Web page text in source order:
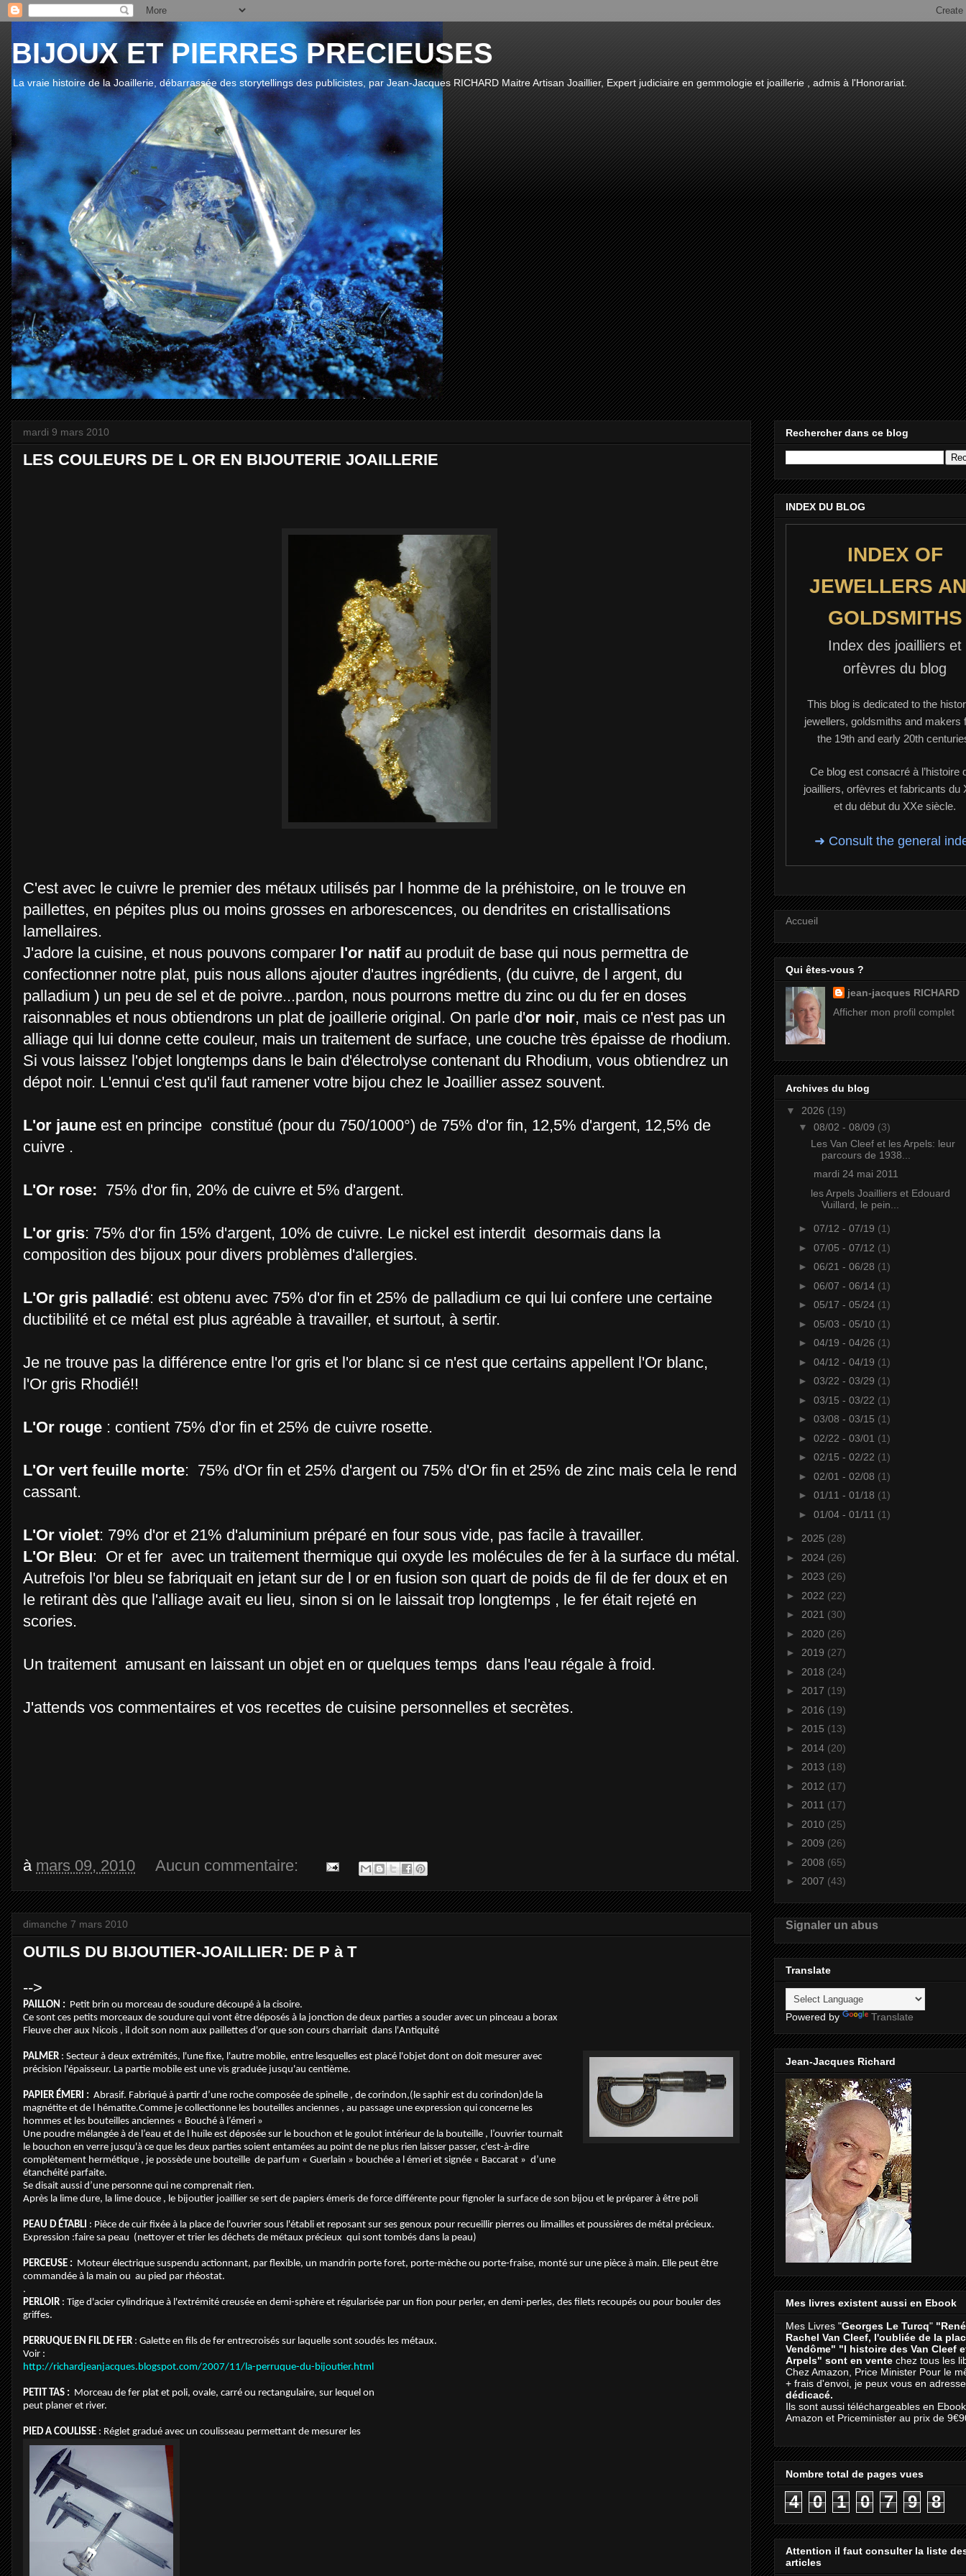
BIJOUX ET PIERRES PRECIEUSES
La vraie histoire de la Joaillerie, débarrassée des storytellings des publicistes, par Jean-Jacques RICHARD Maitre Artisan Joaillier, Expert judiciaire en gemmologie et joaillerie , admis à l'Honorariat.
mardi 9 mars 2010
LES COULEURS DE L OR EN BIJOUTERIE JOAILLERIE
C'est avec le cuivre le premier des métaux utilisés par l homme de la préhistoire, on le trouve en
paillettes, en pépites plus ou moins grosses en arborescences, ou dendrites en cristallisations
lamellaires.
J'adore la cuisine, et nous pouvons comparer l'or natifau produit de base qui nous permettra de
confectionner notre plat, puis nous allons ajouter d'autres ingrédients, (du cuivre, de l argent, du
palladium ) un peu de sel et de poivre...pardon, nous pourrons mettre du zinc ou du fer en doses
raisonnables et nous obtiendrons un plat de joaillerie original. On parle d'or noir, mais ce n'est pas un
alliage qui lui donne cette couleur, mais un traitement de surface, une couche très épaisse de rhodium.
Si vous laissez l'objet longtemps dans le bain d'électrolyse contenant du Rhodium, vous obtiendrez un
dépot noir. L'ennui c'est qu'il faut ramener votre bijou chez le Joaillier assez souvent.
L'or jaune est en principe constitué (pour du 750/1000°) de 75% d'or fin, 12,5% d'argent, 12,5% de
cuivre .
L'Or rose: 75% d'or fin, 20% de cuivre et 5% d'argent.
L'or gris: 75% d'or fin 15% d'argent, 10% de cuivre. Le nickel est interdit desormais dans la
composition des bijoux pour divers problèmes d'allergies.
L'Or gris palladié: est obtenu avec 75% d'or fin et 25% de palladium ce qui lui confere une certaine
ductibilité et ce métal est plus agréable à travailler, et surtout, à sertir.
Je ne trouve pas la différence entre l'or gris et l'or blanc si ce n'est que certains appellent l'Or blanc,
l'Or gris Rhodié!!
L'Or rouge : contient 75% d'or fin et 25% de cuivre rosette.
L'Or vert feuille morte: 75% d'Or fin et 25% d'argent ou 75% d'Or fin et 25% de zinc mais cela le rend
cassant.
L'Or violet: 79% d'or et 21% d'aluminium préparé en four sous vide, pas facile à travailler.
L'Or Bleu: Or et fer avec un traitement thermique qui oxyde les molécules de fer à la surface du métal.
Autrefois l'or bleu se fabriquait en jetant sur de l or en fusion son quart de poids de fil de fer doux et en
le retirant dès que l'alliage avait eu lieu, sinon si on le laissait trop longtemps , le fer était rejeté en
scories.
Un traitement amusant en laissant un objet en or quelques temps dans l'eau régale à froid.
J'attends vos commentaires et vos recettes de cuisine personnelles et secrètes.
à mars 09, 2010 Aucun commentaire:
dimanche 7 mars 2010
OUTILS DU BIJOUTIER-JOAILLIER: DE P à T
-->
PAILLON : Petit brin ou morceau de soudure découpé à la cisoire.
Ce sont ces petits morceaux de soudure qui vont être déposés à la jonction de deux parties a souder avec un pinceau a borax
Fleuve cher aux Nicois , il doit son nom aux paillettes d'or que son cours charriait dans l'Antiquité
PALMER : Secteur à deux extrémités, l'une fixe, l'autre mobile, entre lesquelles est placé l'objet dont on doit mesurer avec
précision l'épaisseur. La partie mobile est une vis graduée jusqu'au centième.
PAPIER ÉMERI : Abrasif. Fabriqué à partir d’une roche composée de spinelle , de corindon,(le saphir est du corindon)de la
magnétite et de l hématite.Comme je collectionne les bouteilles anciennes , au passage une expression qui concerne les
hommes et les bouteilles anciennes « Bouché à l’émeri »
Une poudre mélangée à de l’eau et de l huile est déposée sur le bouchon et le goulot intérieur de la bouteille , l’ouvrier tournait
le bouchon en verre jusqu'à ce que les deux parties soient entamées au point de ne plus rien laisser passer, c'est-à-dire
complètement hermétique , je possède une bouteille de parfum « Guerlain » bouchée a l émeri et signée « Baccarat » d’une
étanchéité parfaite.
Se disait aussi d’une personne qui ne comprenait rien.
Après la lime dure, la lime douce , le bijoutier joaillier se sert de papiers émeris de force différente pour fignoler la surface de son bijou et le préparer à être poli
PEAU D ÉTABLI : Pièce de cuir fixée à la place de l'ouvrier sous l'établi et reposant sur ses genoux pour recueillir pierres ou limailles et poussières de métal précieux.
Expression :faire sa peau (nettoyer et trier les déchets de métaux précieux qui sont tombés dans la peau)
PERCEUSE : Moteur électrique suspendu actionnant, par flexible, un mandrin porte foret, porte-mèche ou porte-fraise, monté sur une pièce à main. Elle peut être
commandée à la main ou au pied par rhéostat.
.
PERLOIR : Tige d'acier cylindrique à l'extrémité creusée en demi-sphère et régularisée par un fion pour perler, en demi-perles, des filets recoupés ou pour bouler des
griffes.
PERRUQUE EN FIL DE FER : Galette en fils de fer entrecroisés sur laquelle sont soudés les métaux.
Voir :
http://richardjeanjacques.blogspot.com/2007/11/la-perruque-du-bijoutier.html
PETIT TAS : Morceau de fer plat et poli, ovale, carré ou rectangulaire, sur lequel on
peut planer et river.
PIED A COULISSE : Réglet gradué avec un coulisseau permettant de mesurer les
Rechercher dans ce blog
INDEX DU BLOG
INDEX OF
JEWELLERS
GOLDSMITHS
Index des joailliers et
orfèvres du blog
This blog is dedicated to the
jewellers, goldsmiths and makers
the 19th and early 20th
Ce blog est consacré à l’histoire
joailliers, orfèvres et fabricants du
et du début du XXe siècle.
➜ Consult the general
Accueil
Qui êtes-vous ?
jean-jacques RICHARD
Afficher mon profil complet
Archives du blog
▼ 2026 (19)
▼ 08/02 - 08/09 (3)
Les Van Cleef et les Arpels: leur
parcours de 1938...
mardi 24 mai 2011
les Arpels Joailliers et Edouard
Vuillard, le pein...
► 07/12 - 07/19 (1)
► 07/05 - 07/12 (1)
► 06/21 - 06/28 (1)
► 06/07 - 06/14 (1)
► 05/17 - 05/24 (1)
► 05/03 - 05/10 (1)
► 04/19 - 04/26 (1)
► 04/12 - 04/19 (1)
► 03/22 - 03/29 (1)
► 03/15 - 03/22 (1)
► 03/08 - 03/15 (1)
► 02/22 - 03/01 (1)
► 02/15 - 02/22 (1)
► 02/01 - 02/08 (1)
► 01/11 - 01/18 (1)
► 01/04 - 01/11 (1)
► 2025 (28)
► 2024 (26)
► 2023 (26)
► 2022 (22)
► 2021 (30)
► 2020 (26)
► 2019 (27)
► 2018 (24)
► 2017 (19)
► 2016 (19)
► 2015 (13)
► 2014 (20)
► 2013 (18)
► 2012 (17)
► 2011 (17)
► 2010 (25)
► 2009 (26)
► 2008 (65)
► 2007 (43)
Signaler un abus
Translate
Powered by Translate
Jean-Jacques Richard
Mes livres existent aussi en Ebook
Mes Livres "Georges Le Turcq"
Rachel Van Cleef, l'oubliée de la
Vendôme" "l histoire des Van Cleef
Arpels" sont en vente chez tous les
Chez Amazon, Price Minister Pour le
+ frais d'envoi, je peux vous en
dédicacé.
Ils sont aussi téléchargeables en
Amazon et Priceminister au prix de
Nombre total de pages vues
4 0 1 0 7 9 8
Attention il faut consulter la liste
articles